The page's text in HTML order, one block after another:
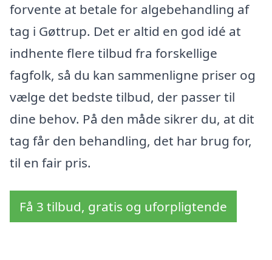
forvente at betale for algebehandling af
tag i Gøttrup. Det er altid en god idé at
indhente flere tilbud fra forskellige
fagfolk, så du kan sammenligne priser og
vælge det bedste tilbud, der passer til
dine behov. På den måde sikrer du, at dit
tag får den behandling, det har brug for,
til en fair pris.
Få 3 tilbud, gratis og uforpligtende